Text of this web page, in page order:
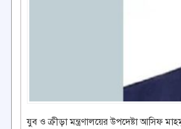
যুব ও ক্রীড়া মন্ত্রণালয়ের উপদেষ্টা আসিফ